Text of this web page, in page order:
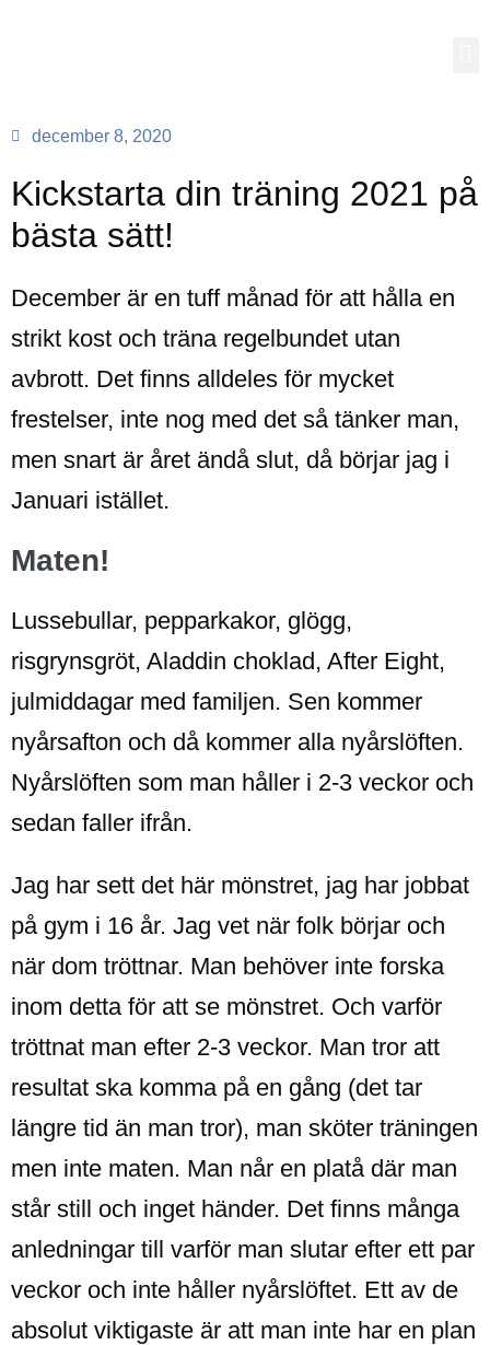
december 8, 2020
Kickstarta din träning 2021 på
bästa sätt!
December är en tuff månad för att hålla en
strikt kost och träna regelbundet utan
avbrott. Det finns alldeles för mycket
frestelser, inte nog med det så tänker man,
men snart är året ändå slut, då börjar jag i
Januari istället.
Maten!
Lussebullar, pepparkakor, glögg,
risgrynsgröt, Aladdin choklad, After Eight,
julmiddagar med familjen. Sen kommer
nyårsafton och då kommer alla nyårslöften.
Nyårslöften som man håller i 2-3 veckor och
sedan faller ifrån.
Jag har sett det här mönstret, jag har jobbat
på gym i 16 år. Jag vet när folk börjar och
när dom tröttnar. Man behöver inte forska
inom detta för att se mönstret. Och varför
tröttnat man efter 2-3 veckor. Man tror att
resultat ska komma på en gång (det tar
längre tid än man tror), man sköter träningen
men inte maten. Man når en platå där man
står still och inget händer. Det finns många
anledningar till varför man slutar efter ett par
veckor och inte håller nyårslöftet. Ett av de
absolut viktigaste är att man inte har en plan